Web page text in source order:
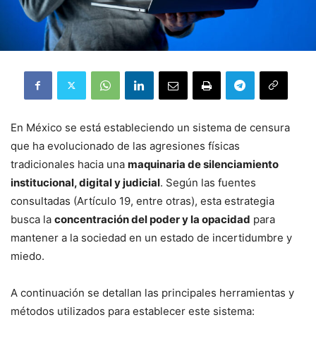
En México se está estableciendo un sistema de censura
que ha evolucionado de las agresiones físicas
tradicionales hacia una maquinaria de silenciamiento
institucional, digital y judicial. Según las fuentes
consultadas (Artículo 19, entre otras), esta estrategia
busca la concentración del poder y la opacidad para
mantener a la sociedad en un estado de incertidumbre y
miedo.
A continuación se detallan las principales herramientas y
métodos utilizados para establecer este sistema: